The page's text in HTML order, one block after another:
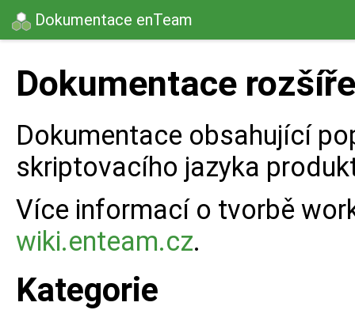
Dokumentace enTeam
Dokumentace
Dokumentace obsahující
skriptovacího jazyka
Více informací o tvorbě
wiki.enteam.cz.
Kategorie